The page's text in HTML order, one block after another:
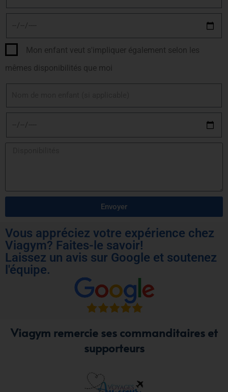
Mon enfant veut s'impliquer également selon les
mêmes disponibilités que moi
Envoyer
Vous appréciez votre expérience chez
Viagym? Faites-le savoir!
Laissez un avis sur Google et soutenez
l'équipe.
Viagym remercie ses commanditaires et
supporteurs